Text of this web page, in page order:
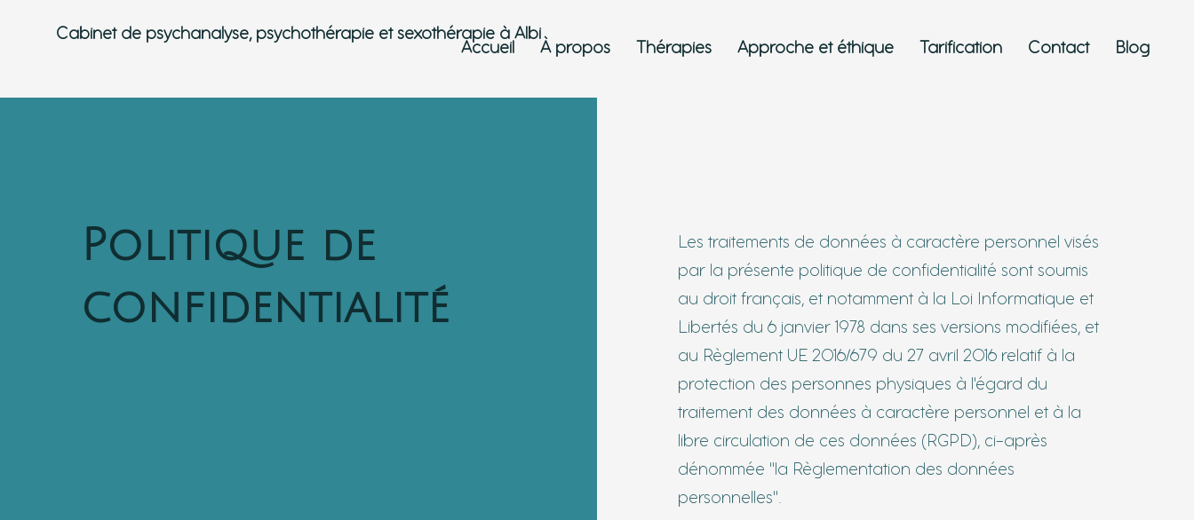
Cabinet de psychanalyse, psychothérapie et sexothérapie à Albi
Accueil
À propos Thérapies Approche et éthique Tarification Contact Blog
Politique de
confidentialité
Les traitements de données à caractère personnel visés
par la présente politique de confidentialité sont soumis
au droit français, et notamment à la Loi Informatique et
Libertés du 6 janvier 1978 dans ses versions modifiées, et
au Règlement UE 2016/679 du 27 avril 2016 relatif à la
protection des personnes physiques à l'égard du
traitement des données à caractère personnel et à la
libre circulation de ces données (RGPD), ci-après
dénommée "la Règlementation des données
personnelles".